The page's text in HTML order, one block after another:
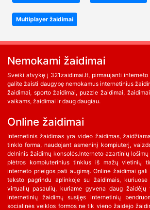
Multiplayer žaidimai
Nemokami žaidimai
Sveiki atvykę į 321zaidimai.lt, pirmaujanti
galite žaisti daugybę nemokamus internetinius
žaidimai, sporto žaidimai, puzzle žaidimai,
vaikams, žaidimai ir daug daugiau.
Online žaidimai
Internetinis žaidimas yra video žaidimas,
tinklo forma, naudojant asmeninį kompiuterį,
delninis žaidimų konsolės.Interneto azartinių
plėtros kompiuterinius tinklus iš mažų vietinių
interneto prieigos pati augimą. Online žaidimai
teksto pagrindu aplinkoje su žaidimais,
virtualių pasaulių, kuriame gyvena daug žaidėjų
internetinių žaidimų susijęs internetinių
socialinės veiklos formos ne tik vieno žaidėjo